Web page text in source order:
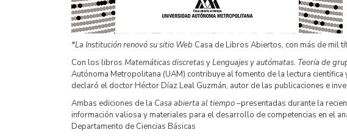
*La Institución renovó su sitio Web Casa de Libros Abiertos, con más de mil
Con los libros Matemáticas discretasyLenguajes y autómatas. Teoría de
Autónoma Metropolitana (UAM) contribuye al fomento de la lectura
declaró el doctor Héctor Díaz Leal Guzmán, autor de las publicaciones e
Ambas ediciones de la Casa abierta al tiempo–presentadas durante la
información valiosa y materiales para el desarrollo de competencias en el
Departamento de Ciencias Básicas